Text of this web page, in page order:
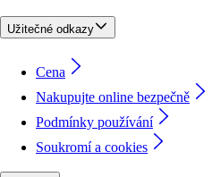
Užitečné odkazy
Cena
Nakupujte online bezpečně
Podmínky používání
Soukromí a cookies